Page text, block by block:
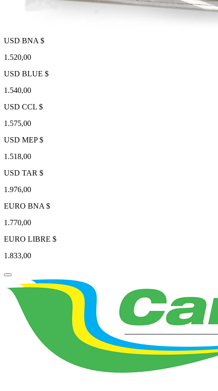
USD BNA $
1.520,00
USD BLUE $
1.540,00
USD CCL $
1.575,00
USD MEP $
1.518,00
USD TAR $
1.976,00
EURO BNA $
1.770,00
EURO LIBRE $
1.833,00